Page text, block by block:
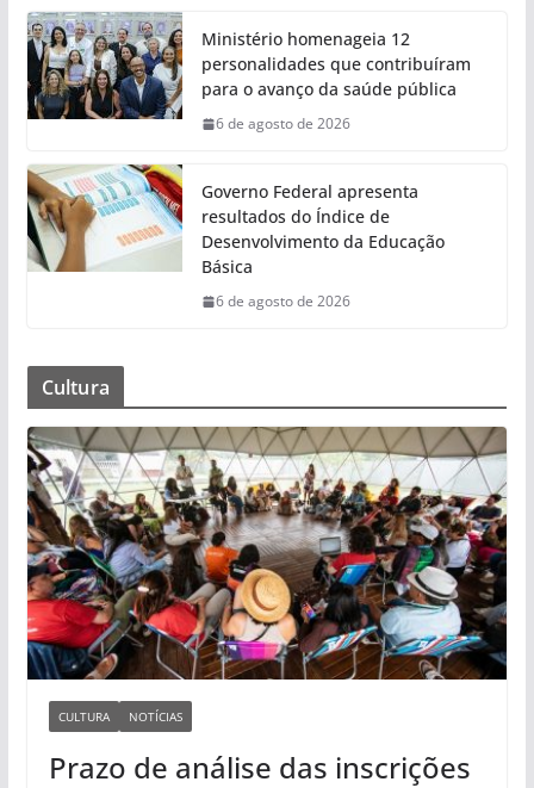
Ministério homenageia 12
personalidades que contribuíram
para o avanço da saúde pública
6 de agosto de 2026
Governo Federal apresenta
resultados do Índice de
Desenvolvimento da Educação
Básica
6 de agosto de 2026
Cultura
CULTURA NOTÍCIAS
Prazo de análise das inscrições